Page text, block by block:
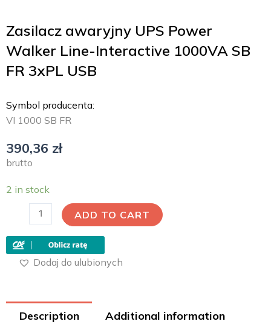
Zasilacz awaryjny UPS Power
Walker Line-Interactive 1000VA SB
FR 3xPL USB
Symbol producenta:
VI 1000 SB FR
390,36 zł
brutto
2 in stock
ADD TO CART
Dodaj do ulubionych
Description Additional information